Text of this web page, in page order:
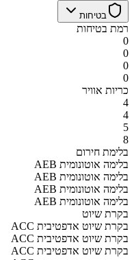
בטיחות
רמת בטיחות
0
0
0
0
כריות אוויר
4
4
5
8
בלימת חירום
AEB בלימה אוטונומית
AEB בלימה אוטונומית
AEB בלימה אוטונומית
AEB בלימה אוטונומית
בקרת שיוט
ACC בקרת שיוט אדפטיבית
ACC בקרת שיוט אדפטיבית
ACC בקרת שיוט אדפטיבית